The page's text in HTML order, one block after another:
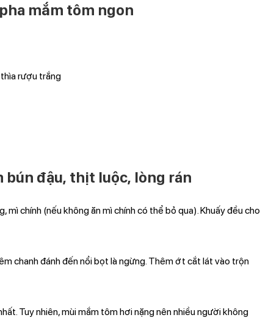
mắm tôm ngon
thìa rượu trắng
bún đậu, thịt luộc, lòng rán
chính (nếu không ăn mì chính có thể bỏ qua). Khuấy đều cho
chanh đánh đến nổi bọt là ngừng. Thêm ớt cắt lát vào trộn
Tuy nhiên, mùi mắm tôm hơi nặng nên nhiều người không